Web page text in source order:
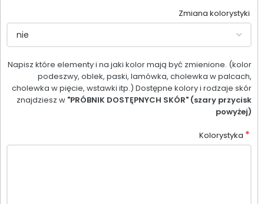
Zmiana kolorystyki
Napisz które elementy i na jaki kolor mają być zmienione. (kolor
podeszwy, oblek, paski, lamówka, cholewka w palcach,
cholewka w pięcie, wstawki itp.) Dostępne kolory i rodzaje skór
znajdziesz w "PRÓBNIK DOSTĘPNYCH SKÓR" (szary przycisk
powyżej)
Kolorystyka *